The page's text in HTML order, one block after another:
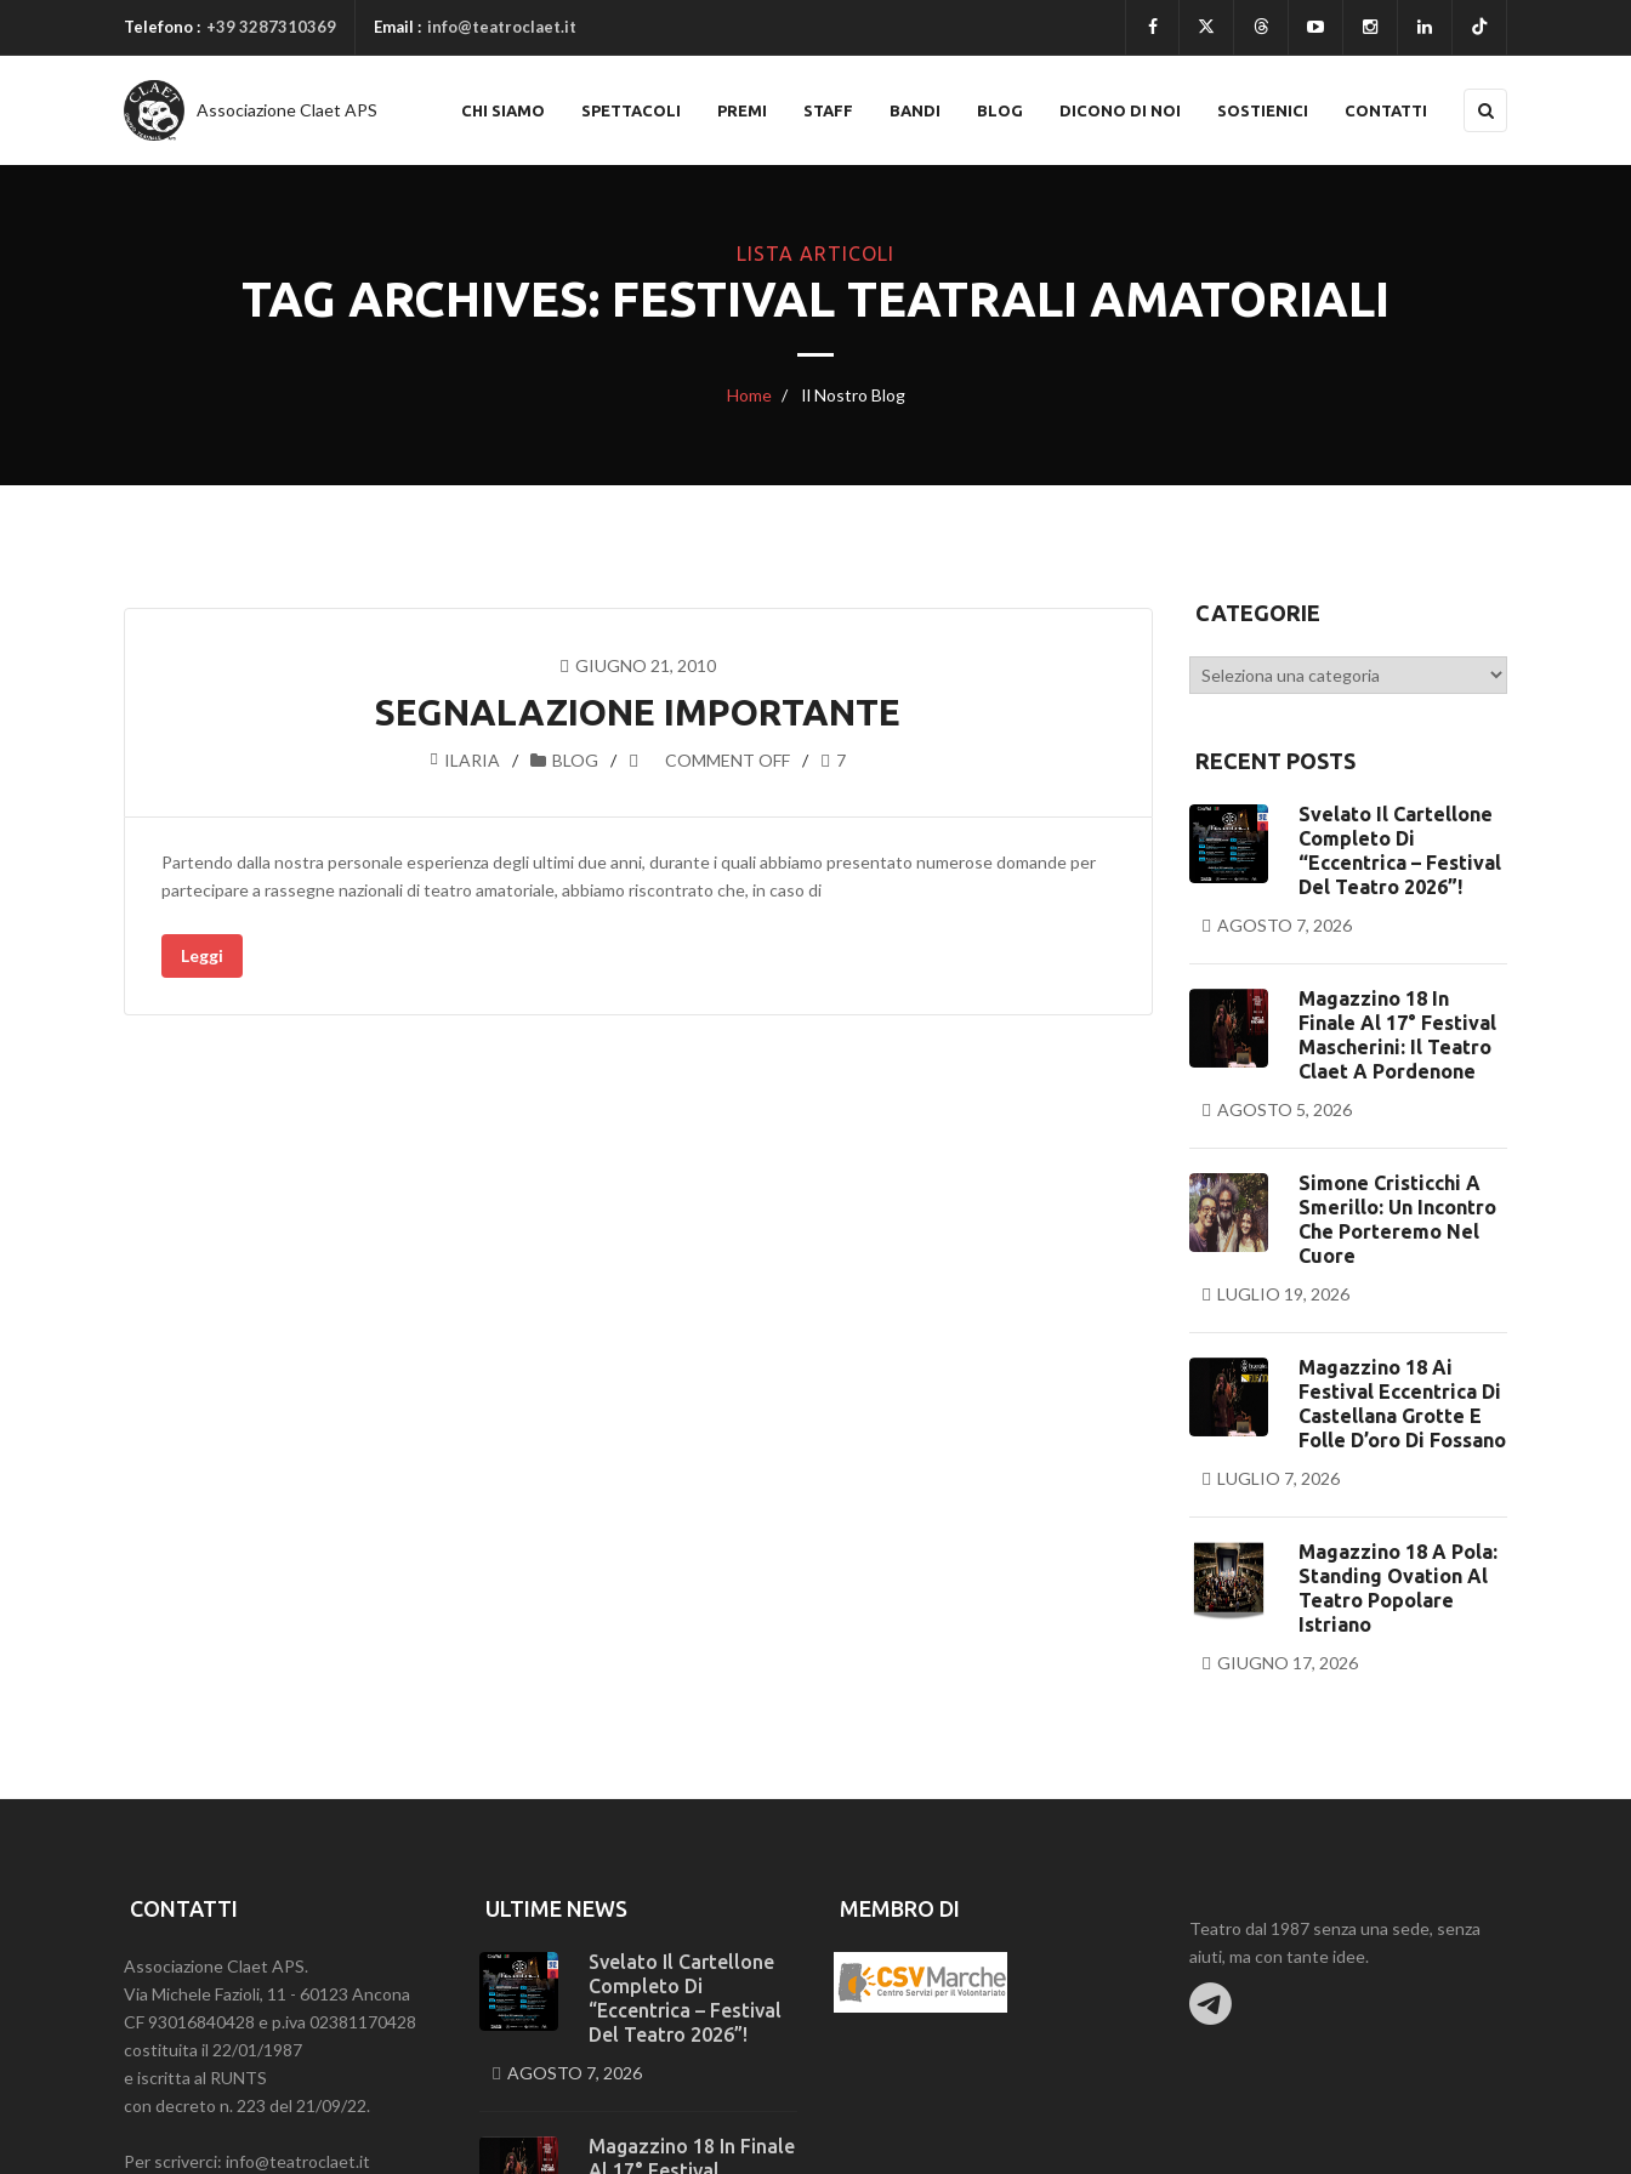
Telefono : +39 3287310369 Email : info@teatroclaet.it
Associazione Claet APS CHI SIAMO SPETTACOLI PREMI STAFF BANDI BLOG DICONO DI NOI SOSTIENICI CONTATTI
LISTA ARTICOLI
TAG ARCHIVES: FESTIVAL TEATRALI AMATORIALI
Home Il Nostro Blog
GIUGNO 21, 2010
SEGNALAZIONE IMPORTANTE
ILARIA BLOG COMMENT OFF 7
Partendo dalla nostra personale esperienza degli ultimi due anni, durante i quali abbiamo presentato numerose domande per
partecipare a rassegne nazionali di teatro amatoriale, abbiamo riscontrato che, in caso di
Leggi
CATEGORIE
Categorie
RECENT POSTS
Svelato Il Cartellone
Completo Di
“Eccentrica – Festival
Del Teatro 2026”!
AGOSTO 7, 2026
Magazzino 18 In
Finale Al 17° Festival
Mascherini: Il Teatro
Claet A Pordenone
AGOSTO 5, 2026
Simone Cristicchi A
Smerillo: Un Incontro
Che Porteremo Nel
Cuore
LUGLIO 19, 2026
Magazzino 18 Ai
Festival Eccentrica Di
Castellana Grotte E
Folle D’oro Di Fossano
LUGLIO 7, 2026
Magazzino 18 A Pola:
Standing Ovation Al
Teatro Popolare
Istriano
GIUGNO 17, 2026
CONTATTI
Associazione Claet APS.
Via Michele Fazioli, 11 - 60123 Ancona
CF 93016840428 e p.iva 02381170428
costituita il 22/01/1987
e iscritta al RUNTS
con decreto n. 223 del 21/09/22.
Per scriverci: info@teatroclaet.it
ULTIME NEWS
Svelato Il Cartellone
Completo Di
“Eccentrica – Festival
Del Teatro 2026”!
AGOSTO 7, 2026
Magazzino 18 In Finale
MEMBRO DI
Teatro dal 1987 senza una sede, senza
aiuti, ma con tante idee.